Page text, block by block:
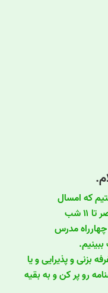
که امسال
مدرس
بزنی و پذیرایی و یا
رو پر کن و به بقیه